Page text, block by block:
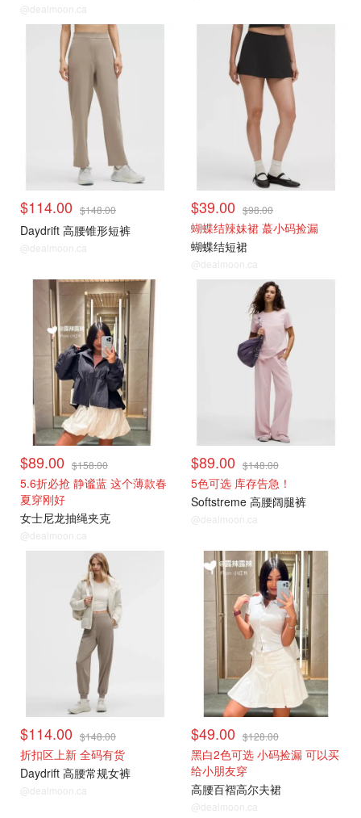
@dealmoon.ca
$114.00 $148.00
Daydrift 高腰锥形短裤
@dealmoon.ca
$39.00 $98.00
蝴蝶结辣妹裙 蕞小码捡漏
蝴蝶结短裙
@dealmoon.ca
$89.00 $158.00
5.6折必抢 静谧蓝 这个薄款春
夏穿刚好
女士尼龙抽绳夹克
@dealmoon.ca
$89.00 $148.00
5色可选 库存告急！
Softstreme 高腰阔腿裤
@dealmoon.ca
$114.00 $148.00
折扣区上新 全码有货
Daydrift 高腰常规女裤
@dealmoon.ca
$49.00 $128.00
黑白2色可选 小码捡漏 可以买
给小朋友穿
高腰百褶高尔夫裙
@dealmoon.ca